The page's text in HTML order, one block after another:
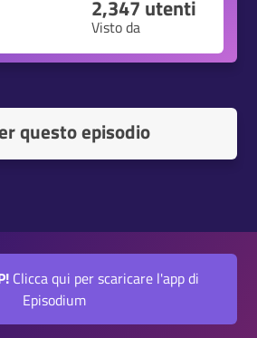
2,347 utenti
Visto da
questo episodio
Clicca qui per scaricare l'app di
Episodium